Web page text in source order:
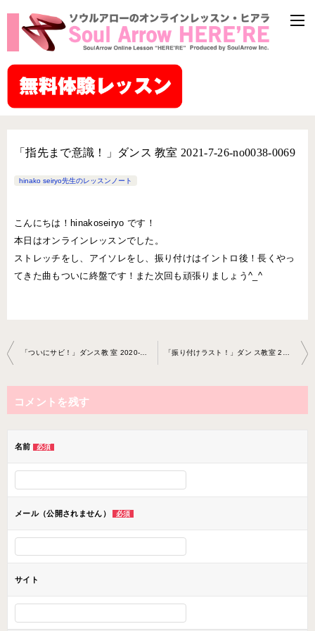
「指先まで意識！」ダンス 教室 2021-7-26-no0038-0069
hinako seiryo先生のレッスンノート
こんにちは！hinakoseiryo です！
本日はオンラインレッスンでした。
ストレッチをし、アイソレをし、振り付けはイントロ後！長くやっ
てきた曲もついに終盤です！また次回も頑張りましょう^_^
投
稿
ナ
ビ
ョ
ン
「ついにサビ！」ダンス教 室 2020-8-21-no0038-1252 「振り付けラスト！」ダン ス教室 2020-9-13-no0038-1252
コメントを残す
名前 必須
メール（公開されません） 必須
サイト